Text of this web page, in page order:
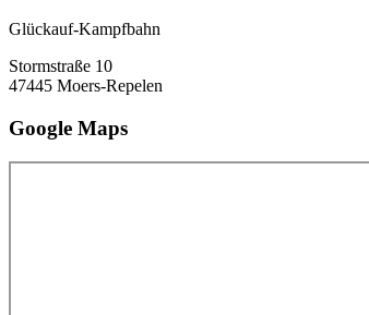
Glückauf-Kampfbahn
Stormstraße 10
47445 Moers-Repelen
Google Maps